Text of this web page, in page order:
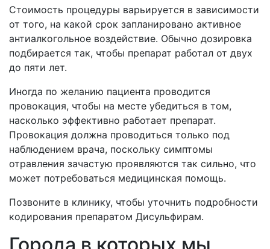
Стоимость процедуры варьируется в зависимости
от того, на какой срок запланировано активное
антиалкогольное воздействие. Обычно дозировка
подбирается так, чтобы препарат работал от двух
до пяти лет.
Иногда по желанию пациента проводится
провокация, чтобы на месте убедиться в том,
насколько эффективно работает препарат.
Провокация должна проводиться только под
наблюдением врача, поскольку симптомы
отравления зачастую проявляются так сильно, что
может потребоваться медицинская помощь.
Позвоните в клинику, чтобы уточнить подробности
кодирования препаратом Дисульфирам.